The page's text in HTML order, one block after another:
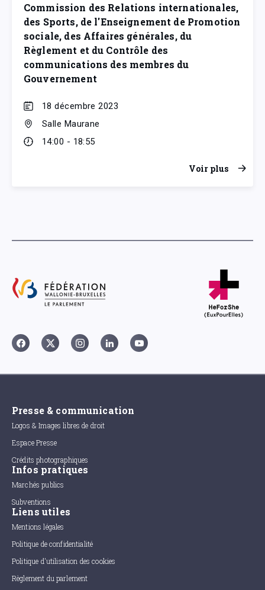
Commission des Relations internationales,
des Sports, de l'Enseignement de Promotion
sociale, des Affaires générales, du
Règlement et du Contrôle des
communications des membres du
Gouvernement
18 décembre 2023
Salle Maurane
14:00 - 18:55
Voir plus
Presse & communication
Logos & Images libres de droit
Espace Presse
Crédits photographiques
Infos pratiques
Marchés publics
Subventions
Liens utiles
Mentions légales
Politique de confidentialité
Politique d'utilisation des cookies
Règlement du parlement